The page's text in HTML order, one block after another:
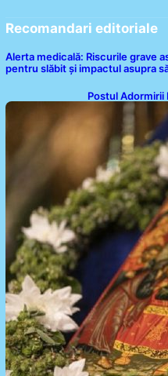
Recomandari editoriale
Alerta medicală: Riscurile grave
pentru slăbit și impactul asupra
Postul Adormirii
și Implicații